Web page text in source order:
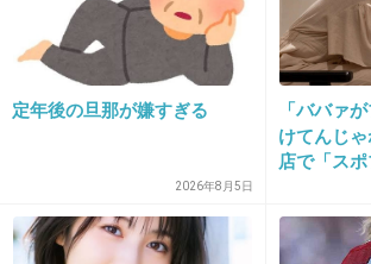
出典：up.gc-img.net
リンゼイさんの遺族は市橋が書
「娘の死を題材にした本の印税
なのにディーン・フジオカはそれ
定年後の旦那が嫌すぎる
2026年8月5日
「ババァ
けてんじ
店で「ス
う夫。55
は贅沢品か